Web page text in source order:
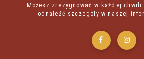
Możesz zrezygnować w każdej
odnaleźć szczegóły w naszej